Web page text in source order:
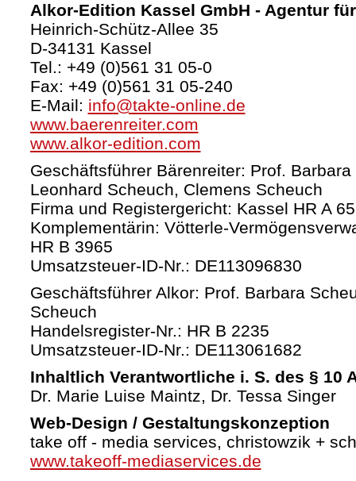
Alkor-Edition Kassel GmbH - Agentur
Heinrich-Schütz-Allee 35
D-34131 Kassel
Tel.: +49 (0)561 31 05-0
Fax: +49 (0)561 31 05-240
E-Mail: info@takte-online.de
www.baerenreiter.com
www.alkor-edition.com
Geschäftsführer Bärenreiter: Prof.
Leonhard Scheuch, Clemens Scheuch
Firma und Registergericht: Kassel HR A
Komplementärin: Vötterle-
HR B 3965
Umsatzsteuer-ID-Nr.: DE113096830
Geschäftsführer Alkor: Prof. Barbara
Scheuch
Handelsregister-Nr.: HR B 2235
Umsatzsteuer-ID-Nr.: DE113061682
Inhaltlich Verantwortliche i. S. des § 10
Dr. Marie Luise Maintz, Dr. Tessa Singer
Web-Design / Gestaltungskonzeption
take off - media services, christowzik +
www.takeoff-mediaservices.de